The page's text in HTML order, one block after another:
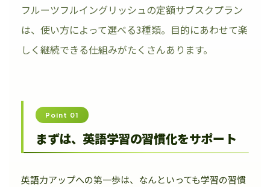
フルーツフルイングリッシュの定額サブスクプラン
は、使い方によって選べる3種類。目的にあわせて楽
しく継続できる仕組みがたくさんあります。
Point 01
まずは、英語学習の習慣化をサポート
英語力アップへの第一歩は、なんといっても学習の習慣